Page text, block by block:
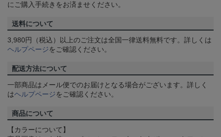
にご購入手続きをお済ませください。
送料について
3,980円（税込）以上のご注文は全国一律送料無料です。詳しくは
ヘルプページをご確認ください。
配送方法について
一部商品はメール便でのお届けとなる場合がございます。詳しく
はヘルプページをご確認ください。
商品について
【カラーについて】